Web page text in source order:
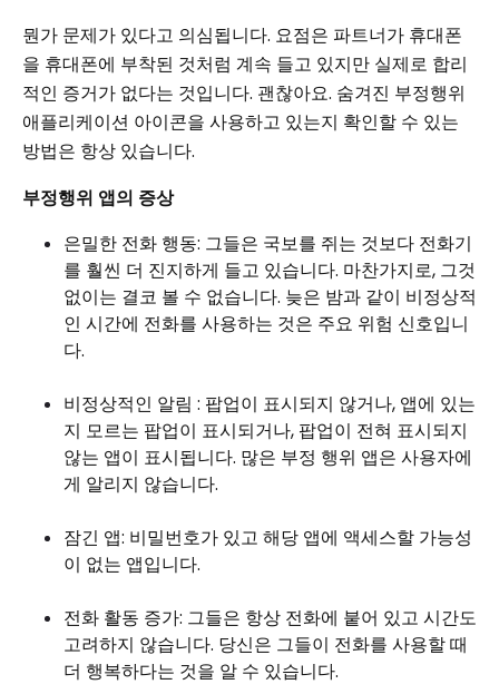
뭔가 문제가 있다고 의심됩니다. 요점은 파트너가 휴대폰
을 휴대폰에 부착된 것처럼 계속 들고 있지만 실제로 합리
적인 증거가 없다는 것입니다. 괜찮아요. 숨겨진 부정행위
애플리케이션 아이콘을 사용하고 있는지 확인할 수 있는
방법은 항상 있습니다.
부정행위 앱의 증상
은밀한 전화 행동: 그들은 국보를 쥐는 것보다 전화기
를 훨씬 더 진지하게 들고 있습니다. 마찬가지로, 그것
없이는 결코 볼 수 없습니다. 늦은 밤과 같이 비정상적
인 시간에 전화를 사용하는 것은 주요 위험 신호입니
다.
비정상적인 알림 : 팝업이 표시되지 않거나, 앱에 있는
지 모르는 팝업이 표시되거나, 팝업이 전혀 표시되지
않는 앱이 표시됩니다. 많은 부정 행위 앱은 사용자에
게 알리지 않습니다.
잠긴 앱: 비밀번호가 있고 해당 앱에 액세스할 가능성
이 없는 앱입니다.
전화 활동 증가: 그들은 항상 전화에 붙어 있고 시간도
고려하지 않습니다. 당신은 그들이 전화를 사용할 때
더 행복하다는 것을 알 수 있습니다.